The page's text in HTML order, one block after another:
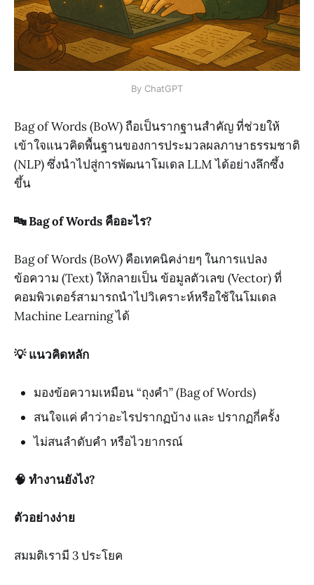
By ChatGPT
Bag of Words (BoW) ถือเป็นรากฐานสำคัญ ที่ช่วยให้
เข้าใจแนวคิดพื้นฐานของการประมวลผลภาษาธรรมชาติ
(NLP) ซึ่งนำไปสู่การพัฒนาโมเดล LLM ได้อย่างลึกซึ้ง
ขึ้น
🔤 Bag of Words คืออะไร?
Bag of Words (BoW) คือเทคนิคง่ายๆ ในการแปลง
ข้อความ (Text) ให้กลายเป็น ข้อมูลตัวเลข (Vector) ที่
คอมพิวเตอร์สามารถนำไปวิเคราะห์หรือใช้ในโมเดล
Machine Learning ได้
💡 แนวคิดหลัก
มองข้อความเหมือน “ถุงคำ” (Bag of Words)
สนใจแค่ คำว่าอะไรปรากฏบ้าง และ ปรากฏกี่ครั้ง
ไม่สนลำดับคำ หรือไวยากรณ์
🧠 ทำงานยังไง?
ตัวอย่างง่าย
สมมติเรามี 3 ประโยค